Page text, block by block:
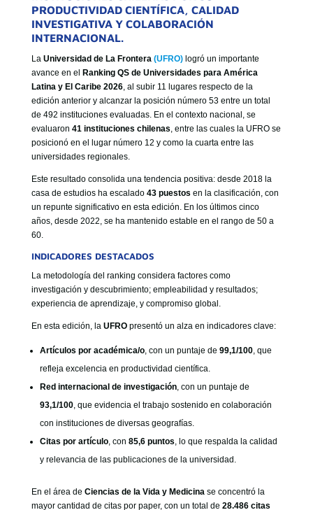
GOBIERNO CORPORATIVO
NUESTRO EQUIPO
PRODUCTIVIDAD CIENTÍFICA, CALIDAD
INVESTIGATIVA Y COLABORACIÓN
INTERNACIONAL.
La Universidad de La Frontera(UFRO)logró un importante
avance en el
Ranking QS de Universidades para América
Latina y El Caribe 2026, al subir 11 lugares respecto de la
edición anterior y alcanzar la posición número 53 entre un total
de 492 instituciones evaluadas. En el contexto nacional, se
evaluaron 41 instituciones chilenas, entre las cuales la UFRO se
posicionó en el lugar número 12 y como la cuarta entre las
universidades regionales.
Este resultado consolida una tendencia positiva: desde 2018 la
casa de estudios ha escalado 43 puestos en la clasificación, con
un repunte significativo en esta edición. En los últimos cinco
años, desde 2022, se ha mantenido estable en el rango de 50 a
60.
INDICADORES DESTACADOS
La metodología del ranking considera factores como
investigación y descubrimiento; empleabilidad y resultados;
experiencia de aprendizaje, y compromiso global.
En esta edición, la UFROpresentó un alza en indicadores clave:
Artículos por académica/o, con un puntaje de 99,1/100, que
refleja excelencia en productividad científica.
Red internacional de investigación, con un puntaje de
93,1/100, que evidencia el trabajo sostenido en colaboración
con instituciones de diversas geografías.
Citas por artículo, con 85,6 puntos, lo que respalda la calidad
y relevancia de las publicaciones de la universidad.
En el área de Ciencias de la Vida y Medicinase concentró la
mayor cantidad de citas por paper, con un total de 28.486 citas